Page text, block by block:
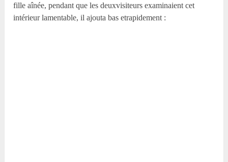
fille aînée, pendant que les deuxvisiteurs examinaient cet
intérieur lamentable, il ajouta bas etrapidement :